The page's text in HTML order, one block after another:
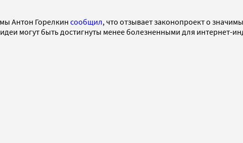
Антон Горелкин сообщил, что отзывает законопроект о
могут быть достигнуты менее болезненными для интернет-